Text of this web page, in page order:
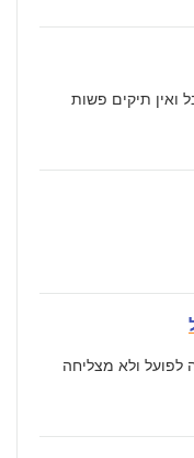
ואין תיקים פשות
לפועל ולא מצליחה